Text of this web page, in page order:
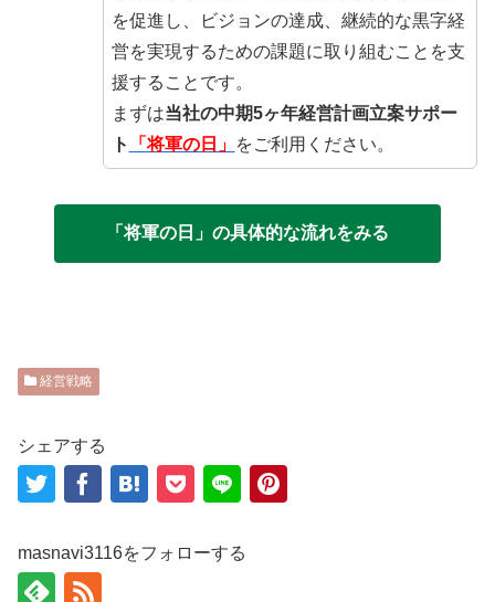
を促進し、ビジョンの達成、継続的な黒字経
営を実現するための課題に取り組むことを支
援することです。
まずは当社の中期5ヶ年経営計画立案サポー
ト
「将軍の日」 をご利用ください。
「将軍の日」の具体的な流れをみる
経営戦略
シェアする
masnavi3116をフォローする